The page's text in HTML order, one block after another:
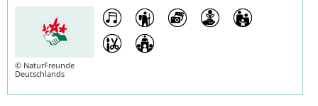
© NaturFreunde
Deutschlands